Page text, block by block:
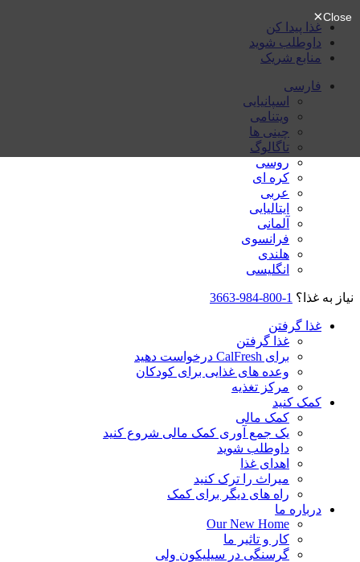
غذا پیدا کن
داوطلب شوید
منابع شریک
فارسی
اسپانیایی
ویتنامی
چینی ها
تاگالوگ
روسی
کره ای
عربی
ایتالیایی
آلمانی
فرانسوی
هلندی
انگلیسی
نیاز به غذا؟ 1-800-984-3663
غذا گرفتن
غذا گرفتن
برای CalFresh درخواست دهید
وعده های غذایی برای کودکان
مرکز تغذیه
کمک کنید
کمک مالی
یک جمع آوری کمک مالی شروع کنید
داوطلب شوید
اهدای غذا
میراث را ترک کنید
راه های دیگر برای کمک
درباره ما
Our New Home
کار و تاثیر ما
گرسنگی در سیلیکون ولی